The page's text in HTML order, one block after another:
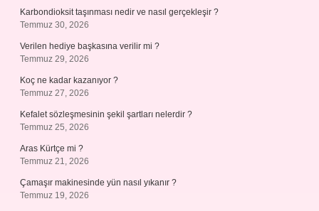
Karbondioksit taşınması nedir ve nasıl gerçekleşir ?
Temmuz 30, 2026
Verilen hediye başkasına verilir mi ?
Temmuz 29, 2026
Koç ne kadar kazanıyor ?
Temmuz 27, 2026
Kefalet sözleşmesinin şekil şartları nelerdir ?
Temmuz 25, 2026
Aras Kürtçe mi ?
Temmuz 21, 2026
Çamaşır makinesinde yün nasıl yıkanır ?
Temmuz 19, 2026